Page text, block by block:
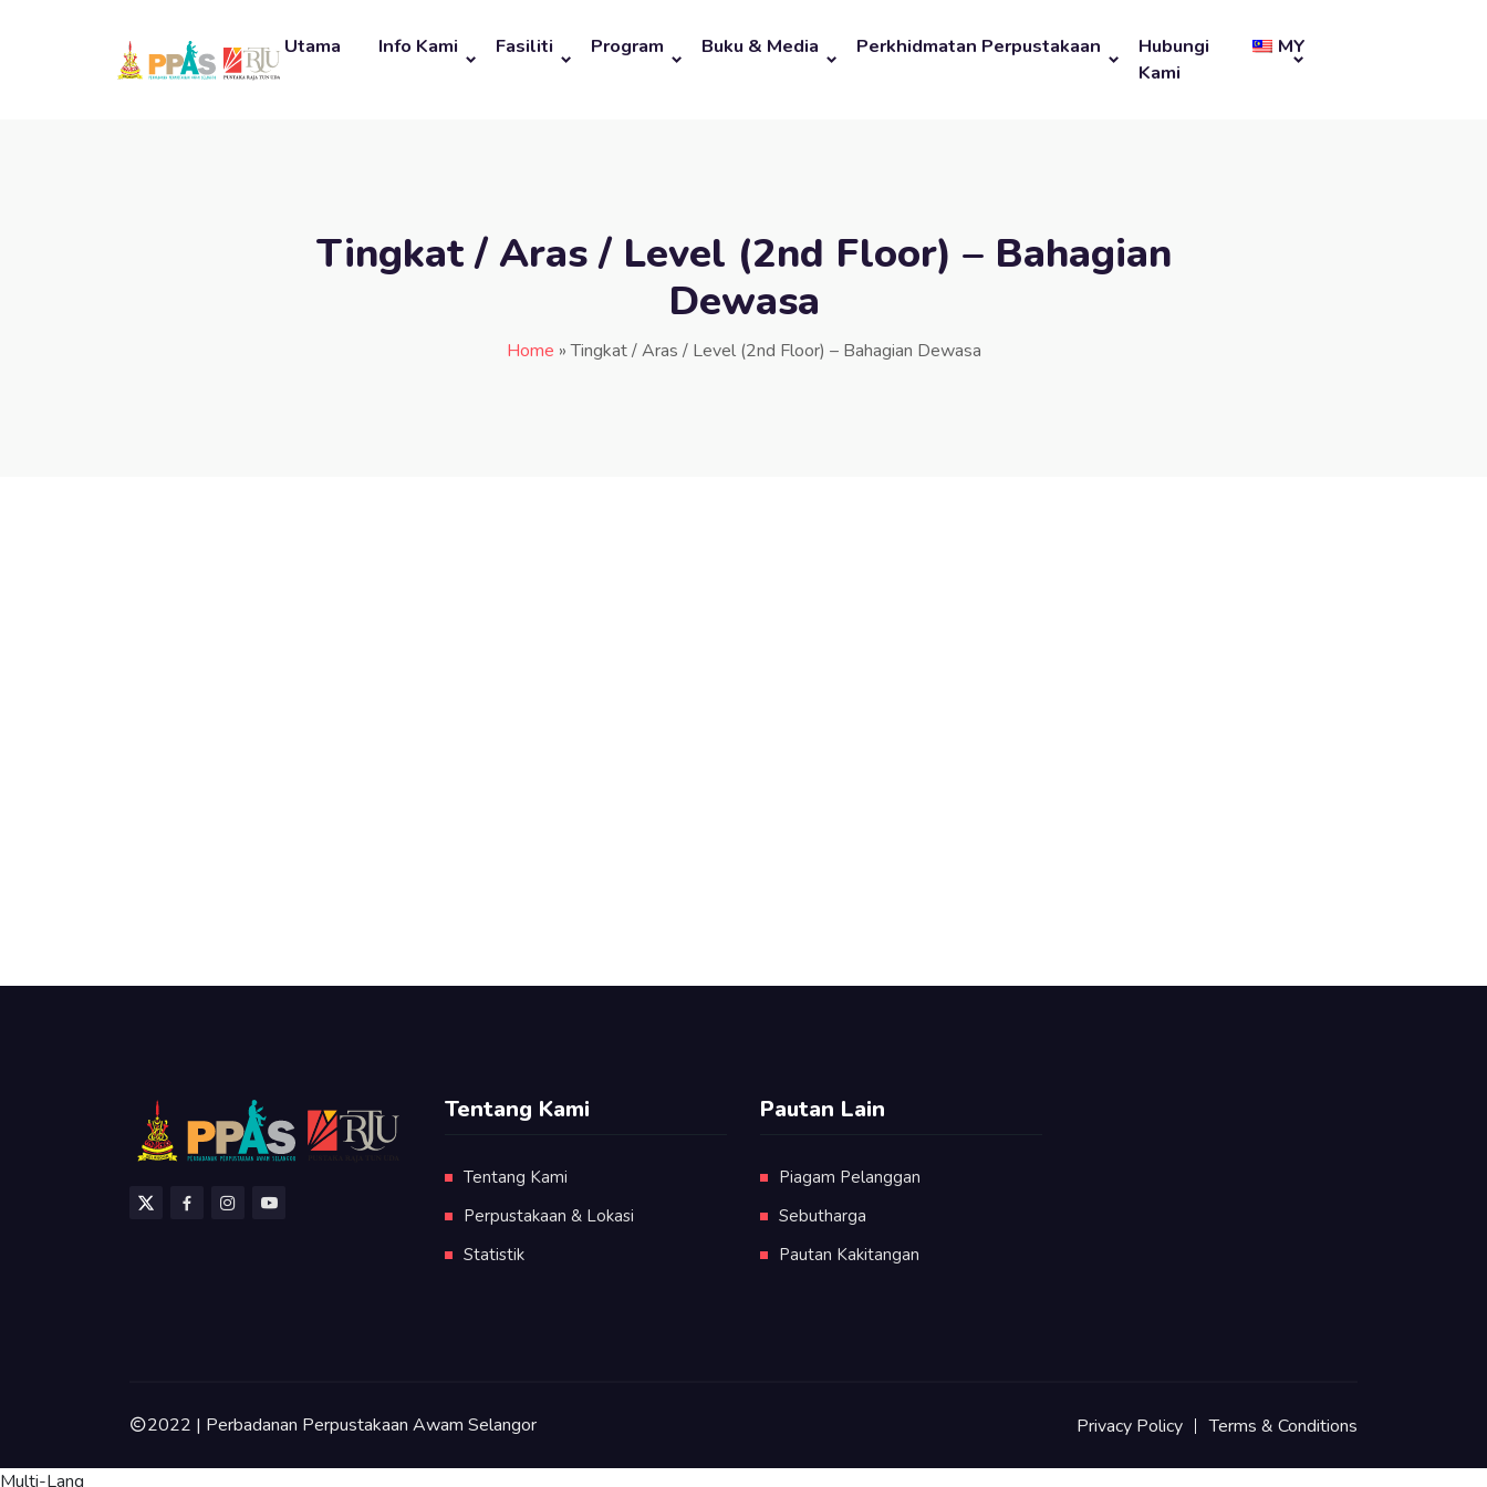
Utama Info Kami Fasiliti Program Buku & Media Perkhidmatan Perpustakaan
Hubungi
Kami
MY
Tingkat / Aras / Level (2nd Floor) – Bahagian
Dewasa
Home »Tingkat / Aras / Level (2nd Floor) – Bahagian Dewasa
Tentang Kami
Tentang Kami
Perpustakaan & Lokasi
Statistik
Pautan Lain
Piagam Pelanggan
Sebutharga
Pautan Kakitangan
2022 | Perbadanan Perpustakaan Awam Selangor Privacy Policy Terms & Conditions
Multi-Lang